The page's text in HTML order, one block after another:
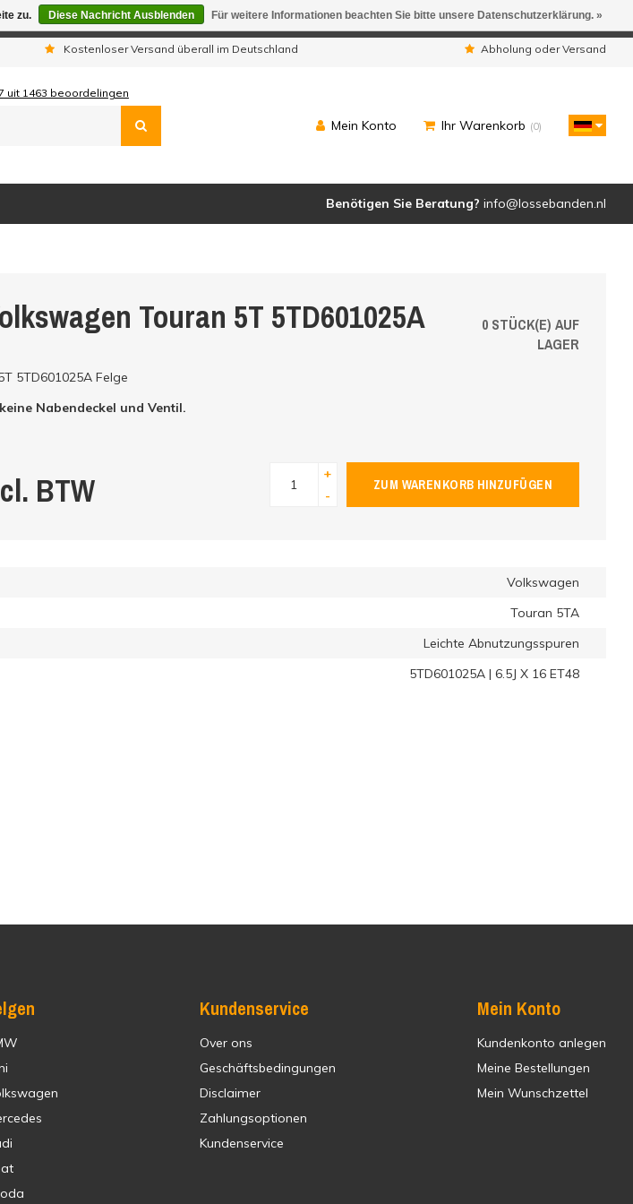
Kostenloser Versand überall im Deutschland Abholung oder Versand
uit 1463 beoordelingen
Mein Konto Ihr Warenkorb (0)
Benötigen Sie Beratung? info@lossebanden.nl
Touran 5T 5TD601025A
0 STÜCK(E) AUF
LAGER
5TD601025A Felge
Nabendeckel und Ventil.
BTW
+
-
ZUM WARENKORB HINZUFÜGEN
Volkswagen
Touran 5TA
Leichte Abnutzungsspuren
5TD601025A | 6.5J X 16 ET48
Kundenservice
Over ons
Geschäftsbedingungen
Disclaimer
Zahlungsoptionen
Kundenservice
Mein Konto
Kundenkonto anlegen
Meine Bestellungen
Mein Wunschzettel
zu. Diese Nachricht Ausblenden Für weitere Informationen beachten Sie bitte unsere Datenschutzerklärung. »
erreichbar. Aufgegebene Bestellungen werden geliefert.